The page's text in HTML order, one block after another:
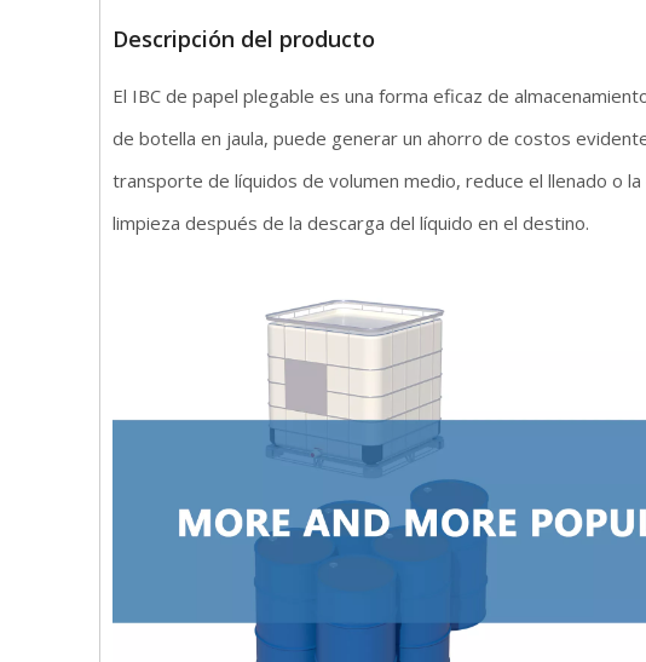
Descripción del producto
El IBC de papel plegable es una forma eficaz de
de botella en jaula, puede generar un ahorro de costos
transporte de líquidos de volumen medio, reduce el llenado o
limpieza después de la descarga del líquido en el destino.